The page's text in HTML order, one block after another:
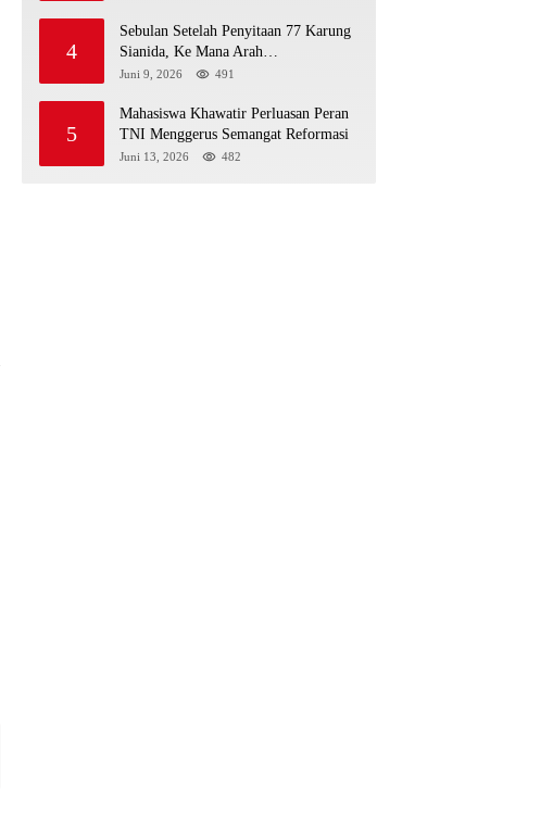
4
Sebulan Setelah Penyitaan 77 Karung
Sianida, Ke Mana Arah
Penyidikannya?
Juni 9, 2026 491
5
Mahasiswa Khawatir Perluasan Peran
TNI Menggerus Semangat Reformasi
Juni 13, 2026 482